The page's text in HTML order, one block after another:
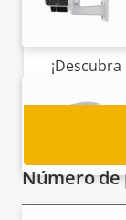
integrador
Número de